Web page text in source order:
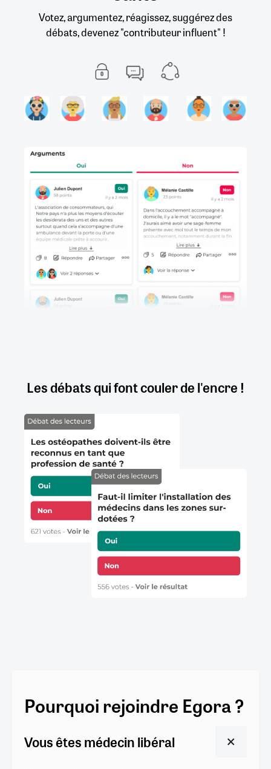
Votez, argumentez, réagissez, suggérez des
débats, devenez "contributeur influent" !
Les débats qui font couler de l'encre !
Pourquoi rejoindre Egora ?
Vous êtes médecin libéral